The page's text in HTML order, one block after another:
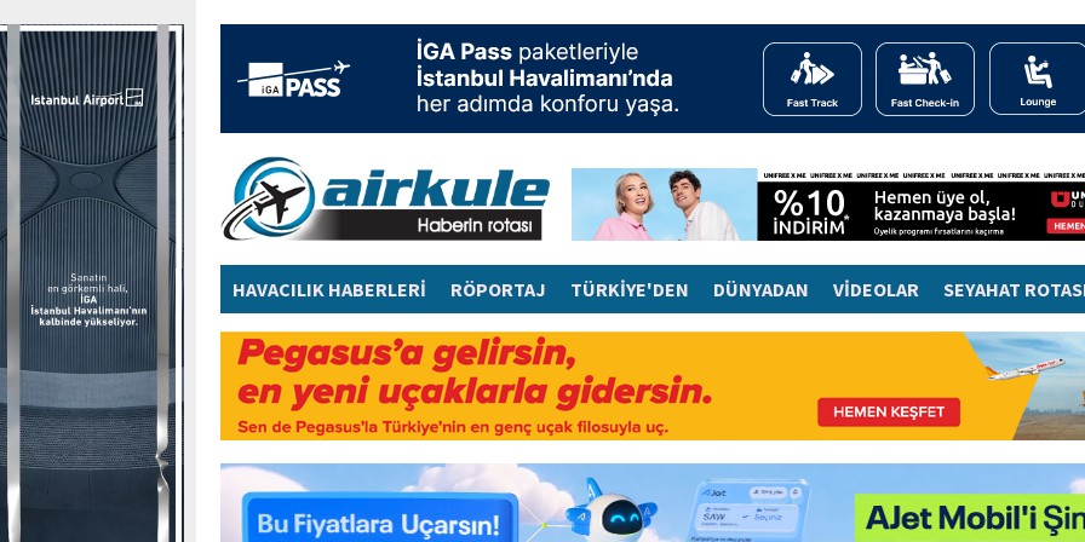
HAVACILIK HABERLERİ RÖPORTAJ TÜRKİYE'DEN DÜNYADAN VİDEOLAR SEYAHAT